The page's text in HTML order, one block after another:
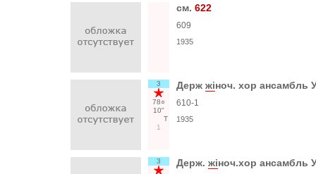
см. 622
609
1935
3
78○
10"
Т
1
Держ жiноч. хор ансамбль
610-1
1935
3 Держ. жiноч.хор ансамбль